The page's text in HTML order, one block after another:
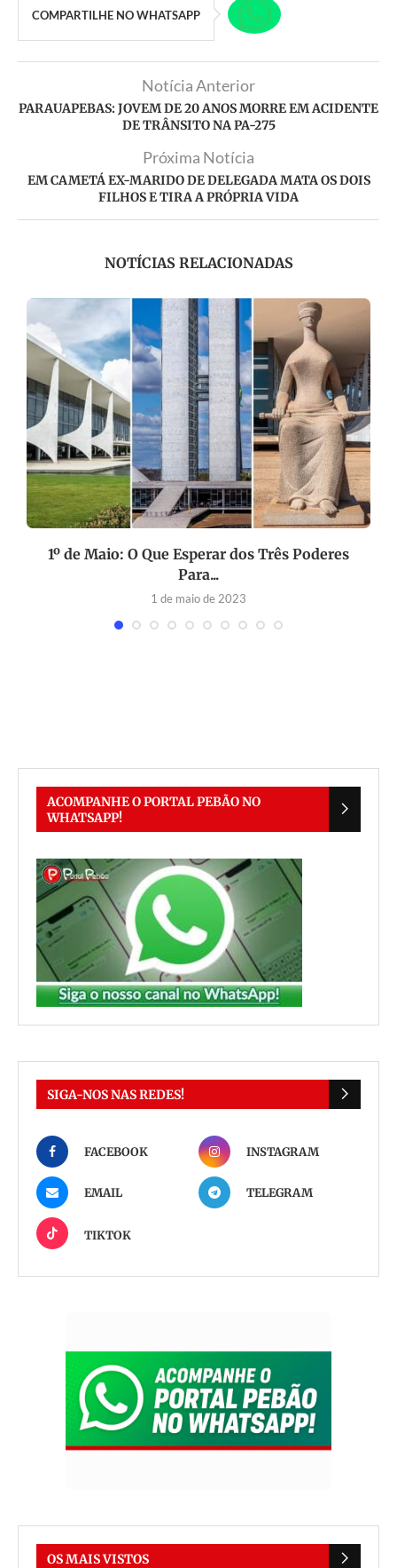
COMPARTILHE NO WHATSAPP
Notícia Anterior
PARAUAPEBAS: JOVEM DE 20 ANOS MORRE EM ACIDENTE
DE TRÂNSITO NA PA-275
Próxima Notícia
EM CAMETÁ EX-MARIDO DE DELEGADA MATA OS DOIS
FILHOS E TIRA A PRÓPRIA VIDA
NOTÍCIAS RELACIONADAS
1º de Maio: O Que Esperar dos Três Poderes
Para...
1 de maio de 2023
ACOMPANHE O PORTAL PEBÃO NO
WHATSAPP!
SIGA-NOS NAS REDES!
FACEBOOK INSTAGRAM
EMAIL TELEGRAM
TIKTOK
OS MAIS VISTOS